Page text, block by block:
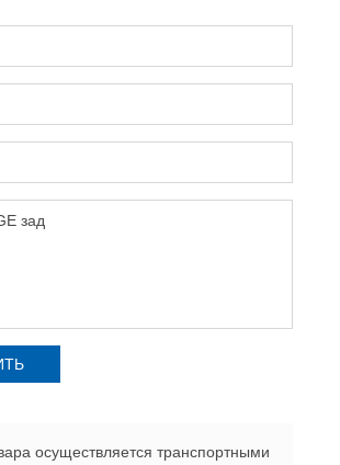
осуществляется транспортными